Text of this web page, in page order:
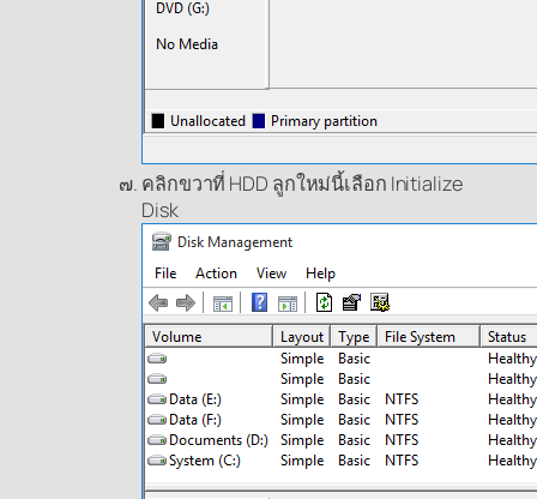
คลิกขวาที่ HDD ลูกใหม่นี้เลือก Initialize
Disk